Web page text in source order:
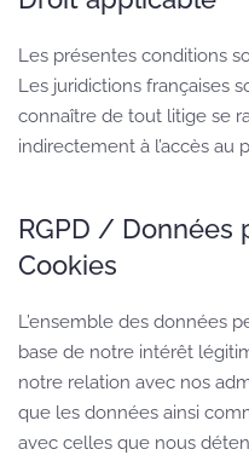
Les présentes conditions
Les juridictions françaises
connaître de tout litige se
indirectement à l’accès au
RGPD /
Cookies
L’ensemble des données
base de notre intérêt
notre relation avec nos
que les données ainsi
avec celles que nous